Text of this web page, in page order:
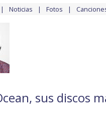
Noticias Fotos
sus discos